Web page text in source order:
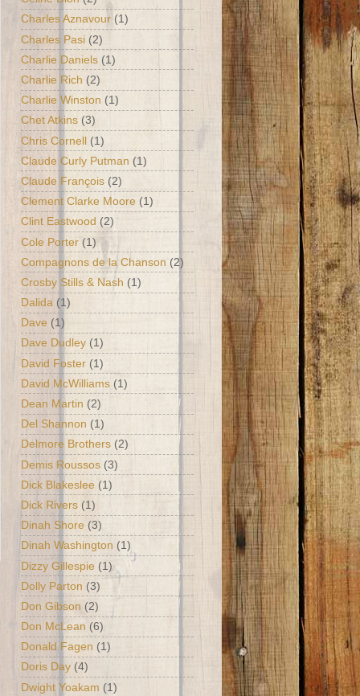
Charles Aznavour (1)
Charles Pasi (2)
Charlie Daniels (1)
Charlie Rich (2)
Charlie Winston (1)
Chet Atkins (3)
Chris Cornell (1)
Claude Curly Putman (1)
Claude François (2)
Clement Clarke Moore (1)
Clint Eastwood (2)
Cole Porter (1)
Compagnons de la Chanson (2)
Crosby Stills & Nash (1)
Dalida (1)
Dave (1)
Dave Dudley (1)
David Foster (1)
David McWilliams (1)
Dean Martin (2)
Del Shannon (1)
Delmore Brothers (2)
Demis Roussos (3)
Dick Blakeslee (1)
Dick Rivers (1)
Dinah Shore (3)
Dinah Washington (1)
Dizzy Gillespie (1)
Dolly Parton (3)
Don Gibson (2)
Don McLean (6)
Donald Fagen (1)
Doris Day (4)
Dwight Yoakam (1)